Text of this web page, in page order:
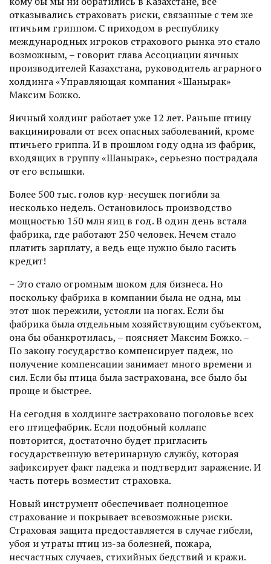
отказывались страховать риски, связанные с тем же
птичьим гриппом. С приходом в республику
международных игроков страхового рынка это стало
возможным, – говорит глава Ассоциации яичных
производителей Казахстана, руководитель аграрного
холдинга «Управляющая компания «Шанырак»
Максим Божко.
Яичный холдинг работает уже 12 лет. Раньше птицу
вакцинировали от всех опасных заболеваний, кроме
птичьего гриппа. И в прошлом году одна из фабрик,
входящих в группу «Шанырак», серьезно пострадала
от его вспышки.
Более 500 тыс. голов кур-несушек погибли за
несколько недель. Остановилось производство
мощностью 150 млн яиц в год. В один день встала
фабрика, где работают 250 человек. Нечем стало
платить зарплату, а ведь еще нужно было гасить
кредит!
– Это стало огромным шоком для бизнеса. Но
поскольку фабрика в компании была не одна, мы
этот шок пережили, устояли на ногах. Если бы
фабрика была отдельным хозяйствующим субъектом,
она бы обанкротилась, – поясняет Максим Божко. –
По закону государство компенсирует падеж, но
получение компенсации занимает много времени и
сил. Если бы птица была застрахована, все было бы
проще и быстрее.
На сегодня в холдинге застраховано поголовье всех
его птицефабрик. Если подобный коллапс
повторится, достаточно будет пригласить
государственную ветеринарную службу, которая
зафиксирует факт падежа и подтвердит заражение. И
часть потерь возместит страховка.
Новый инструмент обеспечивает полноценное
страхование и покрывает всевозможные риски.
Страховая защита предоставляется в случае гибели,
убоя и утраты птиц из-за болезней, пожара,
несчастных случаев, стихийных бедствий и кражи.